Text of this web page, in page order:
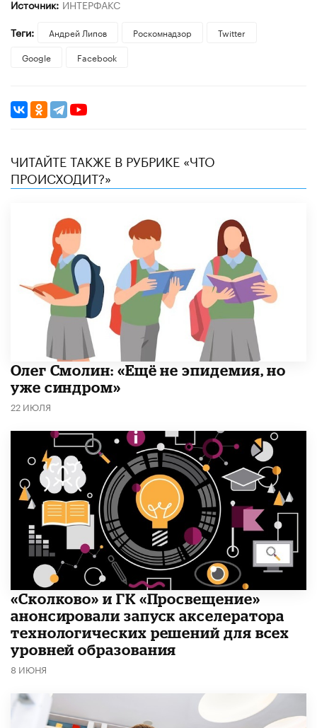
Источник: ИНТЕРФАКС
Теги:
Андрей Липов Роскомнадзор
Twitter
Google
Facebook
ЧИТАЙТЕ ТАКЖЕ В РУБРИКЕ «ЧТО
ПРОИСХОДИТ?»
​Олег Смолин: «Ещё не эпидемия, но
уже синдром»
22 ИЮЛЯ
«Сколково» и ГК «Просвещение»
анонсировали запуск акселератора
технологических решений для всех
уровней образования
8 ИЮНЯ